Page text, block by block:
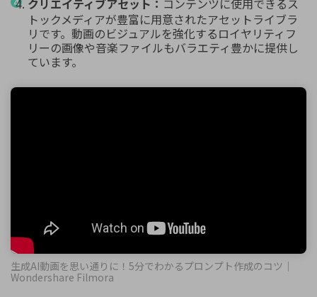
クリエイティブアセット： コンテンツに使用できるス
トックメディアが豊富に用意されたアセットライブラ
リです。動画のビジュアルを強化するロイヤリティフ
リーの画像や音楽ファイルもバラエティ豊かに提供し
ています。
生成AI動画を思い通りに！5分でわかるプロンプト作成のコツ｜
Wondershare Filmora